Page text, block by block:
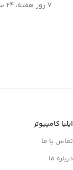
۷ روز هفته، ۲۴ ساعته
ایلیا کامپیوتر
تماس با ما
درباره ما